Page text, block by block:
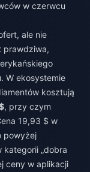
w czerwcu
ale nie
prawdziwa,
W ekosystemie
kosztują
, przy czym
19,93 $ w
powyżej
kategorii „dobra
ceny w aplikacji